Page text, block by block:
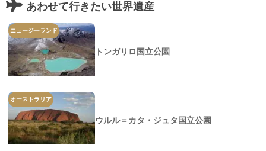
あわせて行きたい世界遺産
ニュージーランド
トンガリロ国立公園
オーストラリア
ウルル＝カタ・ジュタ国立公園